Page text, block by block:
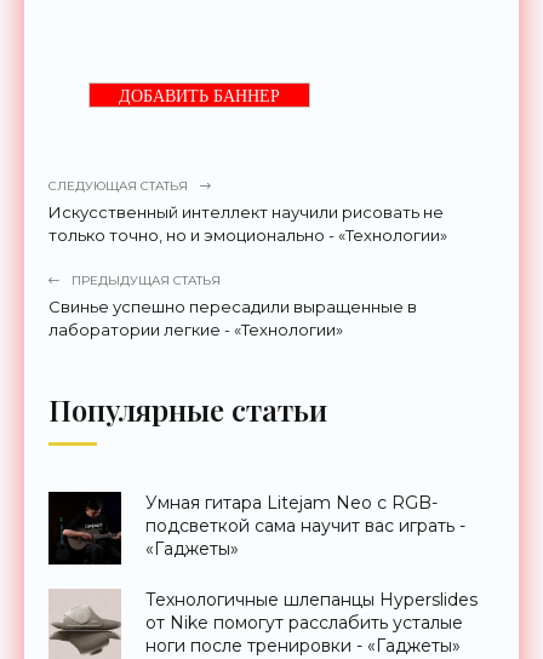
ДОБАВИТЬ БАННЕР
СЛЕДУЮЩАЯ СТАТЬЯ
Искусственный интеллект научили рисовать не
только точно, но и эмоционально - «Технологии»
ПРЕДЫДУЩАЯ СТАТЬЯ
Свинье успешно пересадили выращенные в
лаборатории легкие - «Технологии»
Популярные статьи
Умная гитара Litejam Neo с RGB-
подсветкой сама научит вас играть -
«Гаджеты»
Технологичные шлепанцы Hyperslides
от Nike помогут расслабить усталые
ноги после тренировки - «Гаджеты»